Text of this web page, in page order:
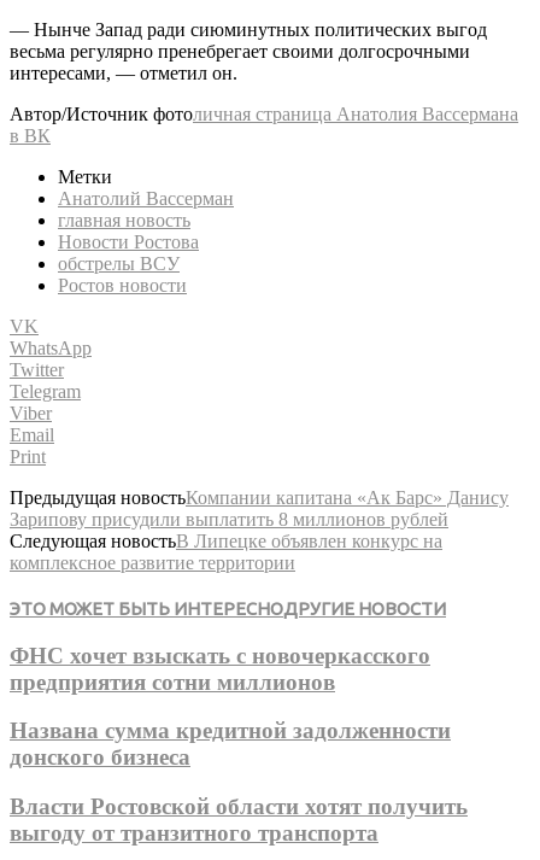
— Нынче Запад ради сиюминутных политических выгод
весьма регулярно пренебрегает своими долгосрочными
интересами, — отметил он.
Автор/Источник фотоличная страница Анатолия Вассермана
в ВК
Метки
Анатолий Вассерман
главная новость
Новости Ростова
обстрелы ВСУ
Ростов новости
VK
WhatsApp
Twitter
Telegram
Viber
Email
Print
Предыдущая новостьКомпании капитана «Ак Барс» Данису
Зарипову присудили выплатить 8 миллионов рублей
Следующая новостьВ Липецке объявлен конкурс на
комплексное развитие территории
ЭТО МОЖЕТ БЫТЬ ИНТЕРЕСНОДРУГИЕ НОВОСТИ
ФНС хочет взыскать с новочеркасского
предприятия сотни миллионов
Названа сумма кредитной задолженности
донского бизнеса
Власти Ростовской области хотят получить
выгоду от транзитного транспорта